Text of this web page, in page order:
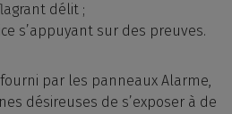
délit ;
s’appuyant sur des preuves.
par les panneaux Alarme,
désireuses de s’exposer à de